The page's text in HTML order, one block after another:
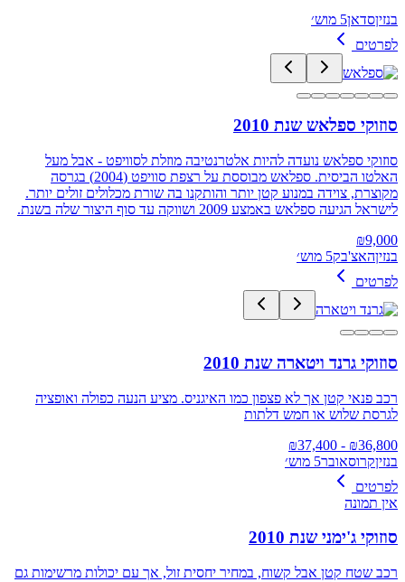
בנזיןסדאן5 מוש׳
לפרטים
סוזוקי ספלאש שנת 2010
סוזוקי ספלאש נועדה להיות אלטרנטיבה מוזלת לסוויפט - אבל מעל
האלטו הביסית. ספלאש מבוססת על רצפת סוויפט (2004) בגרסה
מקוצרת, צוידה במנוע קטן יותר והותקנו בה שורת מכלולים זולים יותר.
לישראל הגיעה ספלאש באמצע 2009 ושווקה עד סוף היצור שלה בשנת.
₪9,000
בנזיןהאצ'בק5 מוש׳
לפרטים
סוזוקי גרנד ויטארה שנת 2010
רכב פנאי קטן אך לא פצפון כמו האיגניס. מציע הנעה כפולה ואופציה
לגרסת שלוש או חמש דלתות
₪36,800
- ₪
37,400
בנזיןקרוסאובר5 מוש׳
לפרטים
אין תמונה
סוזוקי ג'ימני שנת 2010
רכב שטח קטן אבל קשוח, במחיר יחסית זול, אך עם יכולות מרשימות גם